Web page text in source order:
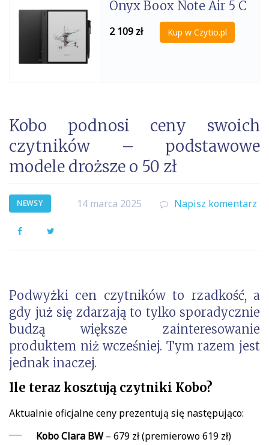
Onyx Boox Note Air 5 C
2 109 zł Kup w Czytio.pl
Kobo podnosi ceny swoich
czytników – podstawowe
modele droższe o 50 zł
NEWSY 14 marca 2025 Napisz komentarz
Facebook
Podwyżki cen czytników to rzadkość, a
gdy już się zdarzają to tylko sporadycznie
budzą większe zainteresowanie
produktem niż wcześniej. Tym razem jest
jednak inaczej.
Ile teraz kosztują czytniki Kobo?
Aktualnie oficjalne ceny prezentują się następująco:
Kobo Clara BW– 679 zł (premierowo 619 zł)